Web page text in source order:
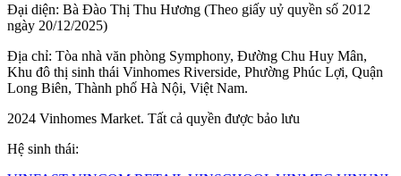
Đại diện: Bà Đào Thị Thu Hương (Theo giấy uỷ quyền số 2012
ngày 20/12/2025)
Địa chỉ: Tòa nhà văn phòng Symphony, Đường Chu Huy Mân,
Khu đô thị sinh thái Vinhomes Riverside, Phường Phúc Lợi, Quận
Long Biên, Thành phố Hà Nội, Việt Nam.
2024 Vinhomes Market. Tất cả quyền được bảo lưu
Hệ sinh thái: